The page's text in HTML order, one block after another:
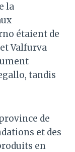
la
étaient de
Valfurva
tandis
de
et des
en